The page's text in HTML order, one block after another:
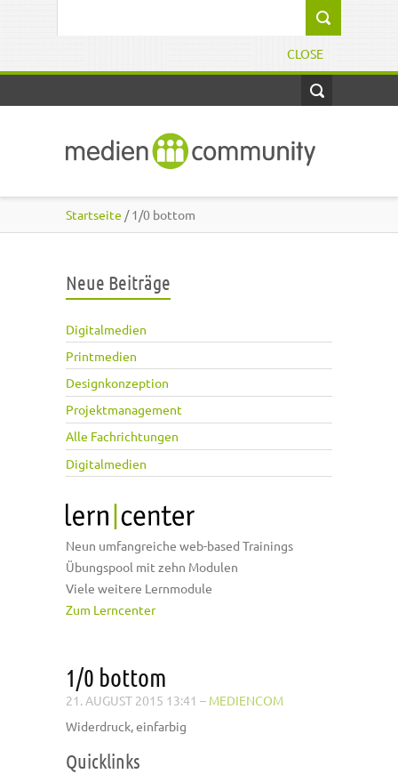
CLOSE
Startseite / 1/0 bottom
Neue Beiträge
Digitalmedien
Printmedien
Designkonzeption
Projektmanagement
Alle Fachrichtungen
Digitalmedien
Neun umfangreiche web-based Trainings
Übungspool mit zehn Modulen
Viele weitere Lernmodule
Zum Lerncenter
1/0 bottom
21. AUGUST 2015 13:41 – MEDIENCOM
Widerdruck, einfarbig
Quicklinks